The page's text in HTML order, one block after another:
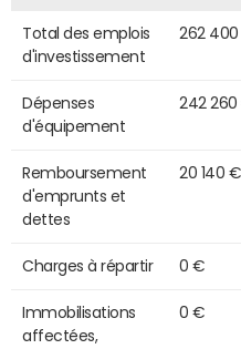
Total des emplois
d'investissement
262
Dépenses
d'équipement
242
Remboursement
d'emprunts et
dettes
20 140 €
Charges à répartir 0 €
Immobilisations
affectées,
0 €